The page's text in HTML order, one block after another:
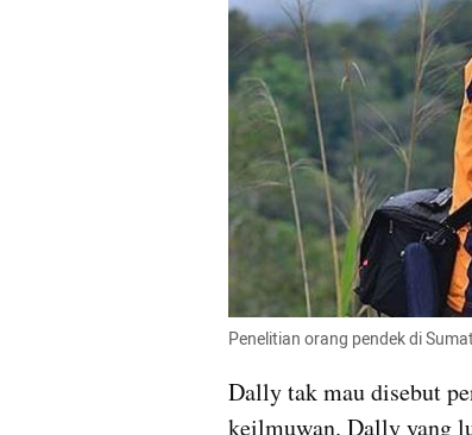
Penelitian orang pendek di
Dally tak mau disebut
keilmuwan. Dally yang